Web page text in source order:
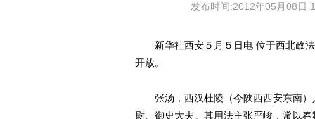
发布时间:2012年05月08日
新华社西安５月５日电 位于西北政法
开放。
张汤，西汉杜陵（今陕西西安东南）
尉、御史大夫。其用法主张严峻，常以